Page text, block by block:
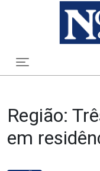
Toggle
Região:
em